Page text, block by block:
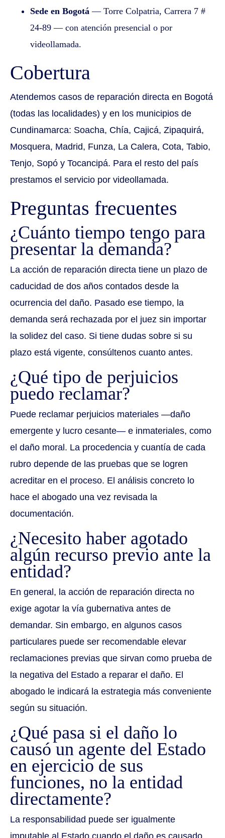
Sede en Bogotá — Torre Colpatria, Carrera 7 #
24-89 — con atención presencial o por
videollamada.
Cobertura
Atendemos casos de reparación directa en Bogotá
(todas las localidades) y en los municipios de
Cundinamarca: Soacha, Chía, Cajicá, Zipaquirá,
Mosquera, Madrid, Funza, La Calera, Cota, Tabio,
Tenjo, Sopó y Tocancipá. Para el resto del país
prestamos el servicio por videollamada.
Preguntas frecuentes
¿Cuánto tiempo tengo para
presentar la demanda?
La acción de reparación directa tiene un plazo de
caducidad de dos años contados desde la
ocurrencia del daño. Pasado ese tiempo, la
demanda será rechazada por el juez sin importar
la solidez del caso. Si tiene dudas sobre si su
plazo está vigente, consúltenos cuanto antes.
¿Qué tipo de perjuicios
puedo reclamar?
Puede reclamar perjuicios materiales —daño
emergente y lucro cesante— e inmateriales, como
el daño moral. La procedencia y cuantía de cada
rubro depende de las pruebas que se logren
acreditar en el proceso. El análisis concreto lo
hace el abogado una vez revisada la
documentación.
¿Necesito haber agotado
algún recurso previo ante la
entidad?
En general, la acción de reparación directa no
exige agotar la vía gubernativa antes de
demandar. Sin embargo, en algunos casos
particulares puede ser recomendable elevar
reclamaciones previas que sirvan como prueba de
la negativa del Estado a reparar el daño. El
abogado le indicará la estrategia más conveniente
según su situación.
¿Qué pasa si el daño lo
causó un agente del Estado
en ejercicio de sus
funciones, no la entidad
directamente?
La responsabilidad puede ser igualmente
imputable al Estado cuando el daño es causado